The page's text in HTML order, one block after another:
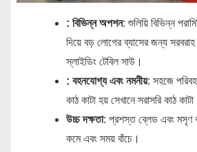
: বিভিন্ন অপশন: শুলিয়ি বিভিন্ন
দিয়ে বড় লোগের ব্যাসের জন্য সরবরাহ
স্লাইডিং টেবিল সাউ।
: বহনযোগ্য এবং নমনীয়: সহজে
কাঠ কাটা হয় সেখানে সরাসরি কাঠ
উচ্চ দক্ষতা: প্রশস্ত ব্লেড এবং মসৃণ
কমে এবং সময় বাঁচে।